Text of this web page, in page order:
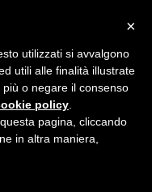
×
utilizzati si avvalgono
utili alle finalità illustrate
o negare il consenso
policy
pagina, cliccando
in altra maniera,